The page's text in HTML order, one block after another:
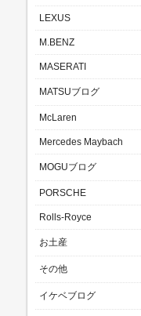
LEXUS
M.BENZ
MASERATI
MATSUブログ
McLaren
Mercedes Maybach
MOGUブログ
PORSCHE
Rolls-Royce
お土産
その他
イケベブログ